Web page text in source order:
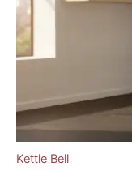
Kettle Bell